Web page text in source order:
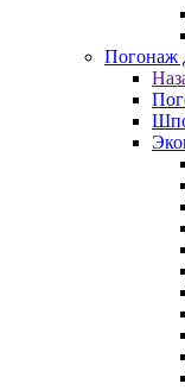
Погонаж